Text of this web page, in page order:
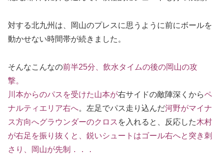
対する北九州は、岡山のプレスに思うように前にボールを
動かせない時間帯が続きました。
そんなこんなの前半25分、飲水タイムの後の岡山の攻
撃。
川本からのパスを受けた山本が右サイドの敵陣深くからペ
ナルティエリア右へ。左足でパス走り込んだ河野がマイナ
ス方向へグラウンダーのクロス を入れると、反応した木村
が右足を振り抜くと、鋭いシュートはゴール右へと突き刺
さり、岡山が先制．．．